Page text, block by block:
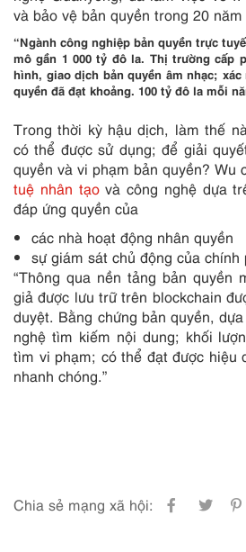
và bảo vệ bản quyền trong 20 năm
“Ngành công nghiệp bản quyền trực
mô gần 1 000 tỷ đô la. Thị trường cấp
hình, giao dịch bản quyền âm nhạc;
quyền đã đạt khoảng. 100 tỷ đô la mỗi
Trong thời kỳ hậu dịch, làm thế
có thể được sử dụng; để giải
quyền và vi phạm bản quyền? Wu
tuệ nhân tạovà công nghệ dựa
đáp ứng quyền của
các nhà hoạt động nhân quyền
sự giám sát chủ động của chính
“Thông qua nền tảng bản quyền
giả được lưu trữ trên blockchain
duyệt. Bằng chứng bản quyền,
nghệ tìm kiếm nội dung; khối
tìm vi phạm; có thể đạt được hiệu
nhanh chóng.”
Chia sẻ mạng xã hội: